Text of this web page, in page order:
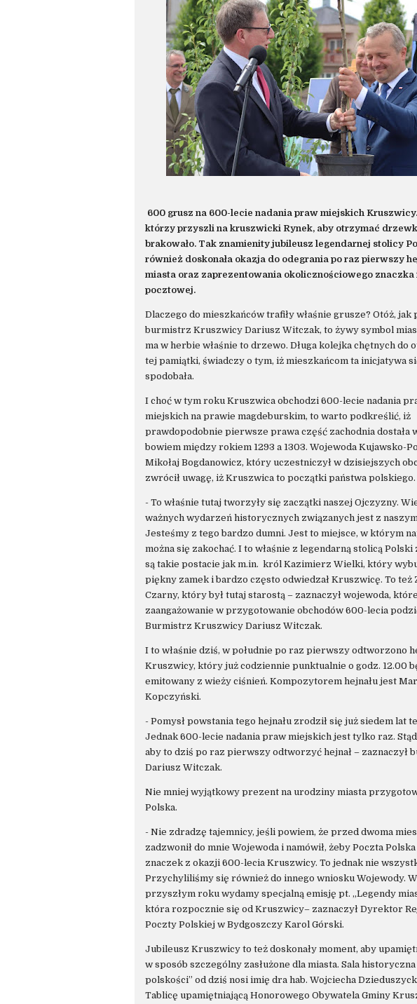
600 grusz na 600-lecie nadania praw miejskich
którzy przyszli na kruszwicki Rynek, aby otrzymać
brakowało. Tak znamienity jubileusz legendarnej stolicy
również doskonała okazja do odegrania po raz pierwszy
miasta oraz zaprezentowania okolicznościowego
pocztowej.
Dlaczego do mieszkańców trafiły właśnie grusze? Otóż, jak
burmistrz Kruszwicy Dariusz Witczak, to żywy symbol
ma w herbie właśnie to drzewo. Długa kolejka chętnych do
tej pamiątki, świadczy o tym, iż mieszkańcom ta inicjatywa
spodobała.
I choć w tym roku Kruszwica obchodzi 600-lecie nadania
miejskich na prawie magdeburskim, to warto podkreślić, iż
prawdopodobnie pierwsze prawa część zachodnia dostała
bowiem między rokiem 1293 a 1303. Wojewoda Kujawsko-
Mikołaj Bogdanowicz, który uczestniczył w dzisiejszych
zwrócił uwagę, iż Kruszwica to początki państwa polskiego.
- To właśnie tutaj tworzyły się zaczątki naszej Ojczyzny.
ważnych wydarzeń historycznych związanych jest z
Jesteśmy z tego bardzo dumni. Jest to miejsce, w którym
można się zakochać. I to właśnie z legendarną stolicą Polski
są takie postacie jak m.in. król Kazimierz Wielki, który
piękny zamek i bardzo często odwiedzał Kruszwicę. To też
Czarny, który był tutaj starostą – zaznaczył wojewoda,
zaangażowanie w przygotowanie obchodów 600-lecia
Burmistrz Kruszwicy Dariusz Witczak.
I to właśnie dziś, w południe po raz pierwszy odtworzono
Kruszwicy, który już codziennie punktualnie o godz. 12.00
emitowany z wieży ciśnień. Kompozytorem hejnału jest
Kopczyński.
- Pomysł powstania tego hejnału zrodził się już siedem lat
Jednak 600-lecie nadania praw miejskich jest tylko raz.
aby to dziś po raz pierwszy odtworzyć hejnał – zaznaczył
Dariusz Witczak.
Nie mniej wyjątkowy prezent na urodziny miasta
Polska.
- Nie zdradzę tajemnicy, jeśli powiem, że przed dwoma
zadzwonił do mnie Wojewoda i namówił, żeby Poczta Polska
znaczek z okazji 600-lecia Kruszwicy. To jednak nie
Przychyliliśmy się również do innego wniosku Wojewody. W
przyszłym roku wydamy specjalną emisję pt. „Legendy
która rozpocznie się od Kruszwicy– zaznaczył Dyrektor
Poczty Polskiej w Bydgoszczy Karol Górski.
Jubileusz Kruszwicy to też doskonały moment, aby
w sposób szczególny zasłużone dla miasta. Sala historyczna
polskości” od dziś nosi imię dra hab. Wojciecha
Tablicę upamiętniającą Honorowego Obywatela Gminy